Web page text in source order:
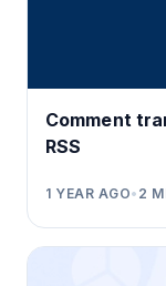
Comment
RSS
1 YEAR AGO• 2